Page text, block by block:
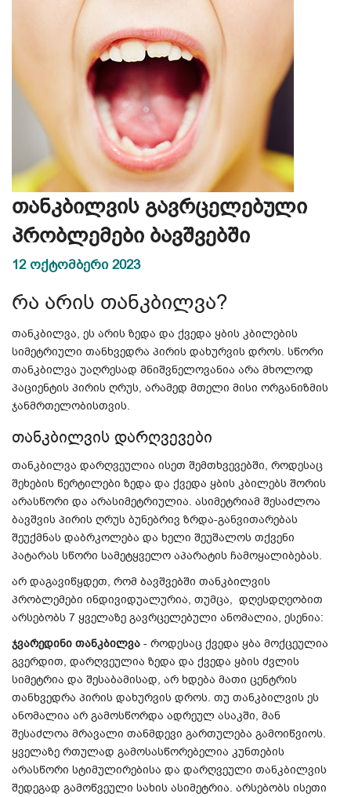
თანკბილვის გავრცელებული
პრობლემები ბავშვებში
12 ოქტომბერი 2023
რა არის თანკბილვა?
თანკბილვა, ეს არის ზედა და ქვედა ყბის კბილების
სიმეტრიული თანხვედრა პირის დახურვის დროს. სწორი
თანკბილვა უაღრესად მნიშვნელოვანია არა მხოლოდ
პაციენტის პირის ღრუს, არამედ მთელი მისი ორგანიზმის
ჯანმრთელობისთვის.
თანკბილვის დარღვევები
თანკბილვა დარღვეულია ისეთ შემთხვევებში, როდესაც
შეხების წერტილები ზედა და ქვედა ყბის კბილებს შორის
არასწორი და არასიმეტრიულია. ასიმეტრიამ შესაძლოა
ბავშვის პირის ღრუს ბუნებრივ ზრდა-განვითარებას
შეუქმნას დაბრკოლება და ხელი შეუშალოს თქვენი
პატარას სწორი სამეტყველო აპარატის ჩამოყალიბებას.
არ დაგავიწყდეთ, რომ ბავშვებში თანკბილვის
პრობლემები ინდივიდუალურია, თუმცა, დღესდღეობით
არსებობს 7 ყველაზე გავრცელებული ანომალია, ესენია:
ჯვარედინი თანკბილვა - როდესაც ქვედა ყბა მოქცეულია
გვერდით, დარღვეულია ზედა და ქვედა ყბის ძვლის
სიმეტრია და შესაბამისად, არ ხდება მათი ცენტრის
თანხვედრა პირის დახურვის დროს. თუ თანკბილვის ეს
ანომალია არ გამოსწორდა ადრეულ ასაკში, მან
შესაძლოა მრავალი თანმდევი გართულება გამოიწვიოს.
ყველაზე რთულად გამოსასწორებელია კუნთების
არასწორი სტიმულირებისა და დარღვეული თანკბილვის
შედეგად გამოწვეული სახის ასიმეტრია. არსებობს ისეთი